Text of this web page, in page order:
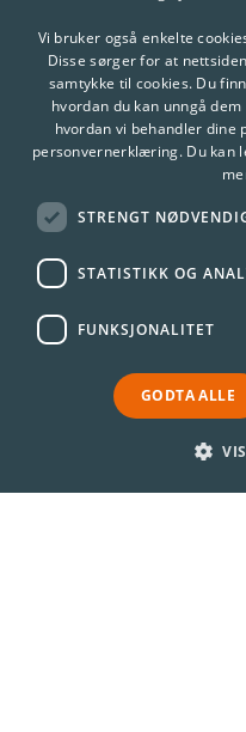
Vi bruker også enkelte
Disse sørger for at
samtykke til cookies. Du
hvordan du kan unngå
hvordan vi behandler dine
personvernerklæring. Du kan
STRENGT
STATISTIKK OG
FUNKSJONALITET
GODTA ALLE